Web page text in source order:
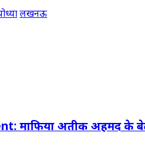
लखनऊ
माफिया अतीक अहमद के